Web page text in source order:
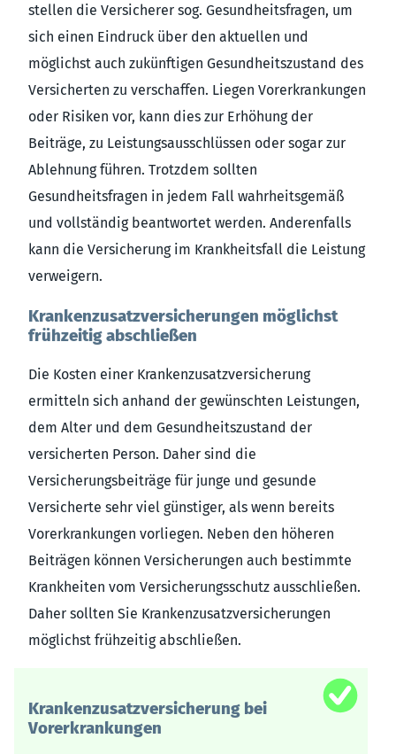
stellen die Versicherer sog. Gesundheitsfragen, um
sich einen Eindruck über den aktuellen und
möglichst auch zukünftigen Gesundheitszustand des
Versicherten zu verschaffen. Liegen Vorerkrankungen
oder Risiken vor, kann dies zur Erhöhung der
Beiträge, zu Leistungsausschlüssen oder sogar zur
Ablehnung führen. Trotzdem sollten
Gesundheitsfragen in jedem Fall wahrheitsgemäß
und vollständig beantwortet werden. Anderenfalls
kann die Versicherung im Krankheitsfall die Leistung
verweigern.
Krankenzusatzversicherungen möglichst
frühzeitig abschließen
Die Kosten einer Krankenzusatzversicherung
ermitteln sich anhand der gewünschten Leistungen,
dem Alter und dem Gesundheitszustand der
versicherten Person. Daher sind die
Versicherungsbeiträge für junge und gesunde
Versicherte sehr viel günstiger, als wenn bereits
Vorerkrankungen vorliegen. Neben den höheren
Beiträgen können Versicherungen auch bestimmte
Krankheiten vom Versicherungsschutz ausschließen.
Daher sollten Sie Krankenzusatzversicherungen
möglichst frühzeitig abschließen.
Krankenzusatzversicherung bei
Vorerkrankungen